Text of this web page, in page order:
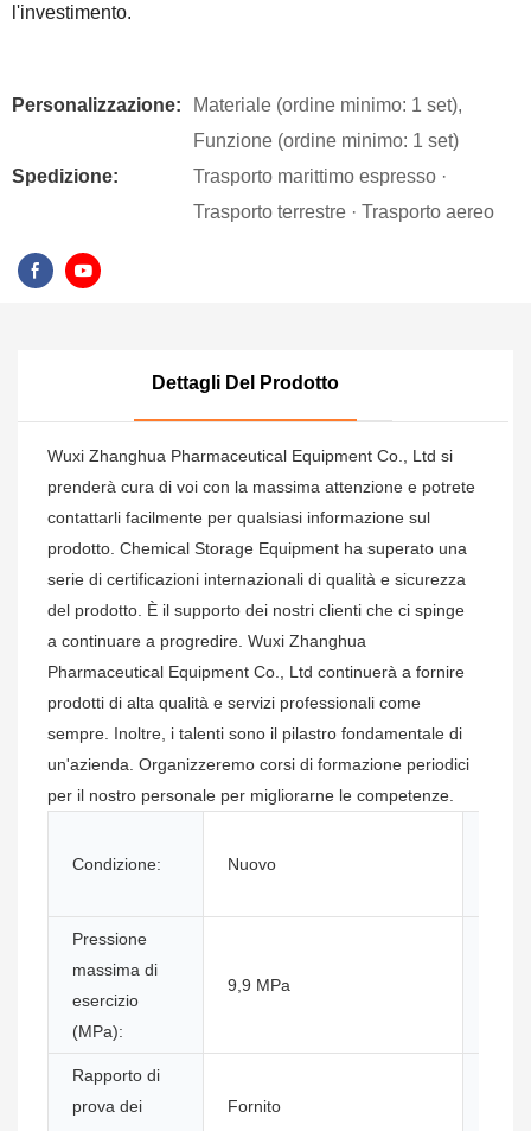
l'investimento.
Personalizzazione:
Materiale (ordine minimo: 1 set),
Funzione (ordine minimo: 1 set)
Spedizione:
Trasporto marittimo espresso ·
Trasporto terrestre · Trasporto aereo
Dettagli Del Prodotto
Wuxi Zhanghua Pharmaceutical Equipment Co., Ltd si
prenderà cura di voi con la massima attenzione e potrete
contattarli facilmente per qualsiasi informazione sul
prodotto. Chemical Storage Equipment ha superato una
serie di certificazioni internazionali di qualità e sicurezza
del prodotto. È il supporto dei nostri clienti che ci spinge
a continuare a progredire. Wuxi Zhanghua
Pharmaceutical Equipment Co., Ltd continuerà a fornire
prodotti di alta qualità e servizi professionali come
sempre. Inoltre, i talenti sono il pilastro fondamentale di
un'azienda. Organizzeremo corsi di formazione periodici
per il nostro personale per migliorarne le competenze.
Condizione: Nuovo
Pressione
massima di
esercizio
(MPa):
9,9 MPa
Rapporto di
prova dei
Fornito